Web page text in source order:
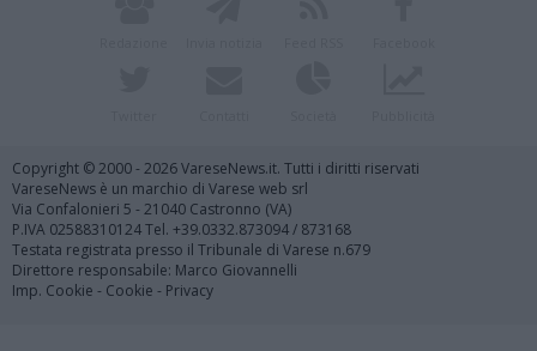
Copyright © 2000 - 2026 VareseNews.it. Tutti i diritti riservati
VareseNews è un marchio di Varese web srl
Via Confalonieri 5 - 21040 Castronno (VA)
P.IVA 02588310124 Tel. +39.0332.873094 / 873168
Testata registrata presso il Tribunale di Varese n.679
Direttore responsabile: Marco Giovannelli
Imp. Cookie - Cookie - Privacy